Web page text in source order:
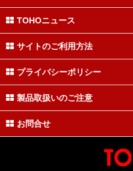
TOHOニュース
サイトのご利用方法
プライバシーポリシー
製品取扱いのご注意
お問合せ